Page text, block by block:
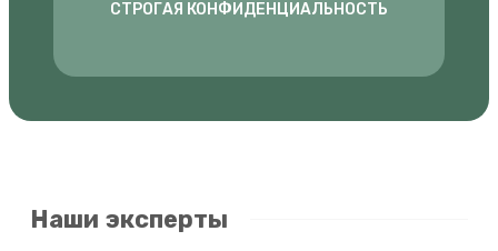
СТРОГАЯ КОНФИДЕНЦИАЛЬНОСТЬ
Наши эксперты